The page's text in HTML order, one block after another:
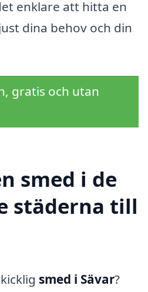
enklare att hitta en
dina behov och din
gratis och utan
smed i de
städerna till
smed i Sävar?